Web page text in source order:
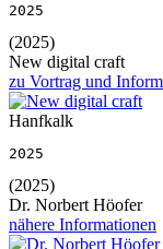
2025
(2025)
New digital craft
zu Vortrag und
Hanfkalk
2025
(2025)
Dr. Norbert Höofer
nähere Informationen